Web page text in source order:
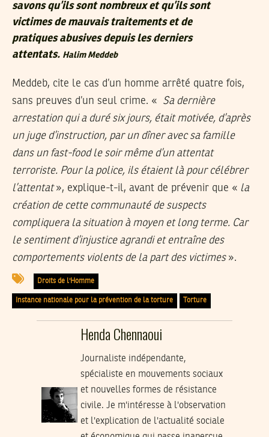
savons qu’ils sont nombreux et qu’ils sont
victimes de mauvais traitements et de
pratiques abusives depuis les derniers
attentats. Halim Meddeb
Meddeb, cite le cas d’un homme arrêté quatre fois,
sans preuves d’un seul crime. « Sa dernière
arrestation qui a duré six jours, était motivée, d’après
un juge d’instruction, par un dîner avec sa famille
dans un fast-food le soir même d’un attentat
terroriste. Pour la police, ils étaient là pour célébrer
l’attentat», explique-t-il, avant de prévenir que « la
création de cette communauté de suspects
compliquera la situation à moyen et long terme. Car
le sentiment d’injustice agrandi et entraîne des
comportements violents de la part des victimes».
Droits de l'Homme
Instance nationale pour la prévention de la torture Torture
Henda Chennaoui
Journaliste indépendante,
spécialiste en mouvements sociaux
et nouvelles formes de résistance
civile. Je m'intéresse à l'observation
et l'explication de l'actualité sociale